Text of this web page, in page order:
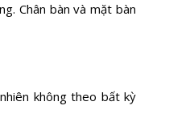
Chân bàn và mặt bàn
không theo bất kỳ